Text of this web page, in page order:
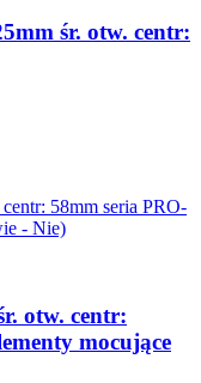
śr. otw. centr:
otw. centr:
mocujące